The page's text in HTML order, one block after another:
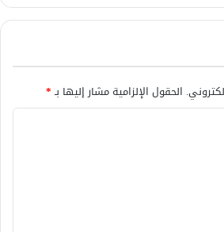
الحقول الإلزامية مشار إليها بـ*